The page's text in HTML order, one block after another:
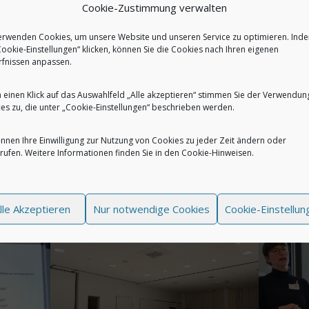
Cookie-Zustimmung verwalten
Cookies, um unsere Website und unseren Service zu optimieren.
Einstellungen“ klicken, können Sie die Cookies nach Ihren eigenen
anpassen.
einen Klick auf das Auswahlfeld „Alle akzeptieren“ stimmen Sie der
zu, die unter „Cookie-Einstellungen“ beschrieben werden.
Ihre Einwilligung zur Nutzung von Cookies zu jeder Zeit ändern oder
Weitere Informationen finden Sie in den Cookie-Hinweisen.
Akzeptieren Nur notwendige Cookies Cookie-
wurde errichtet, um das Engagement der
um Räume zu schaffen, in denen
wie es heute Abend der Fall ist, und um langfristig die
zu fördern.“
Interesse können Sie sich mit einer E-Mail an
setzten lassen.